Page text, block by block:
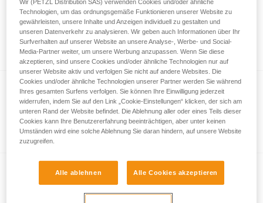
TIPTOP STEEL
Robuster Umlenkkarabiner für den Indoor-
Einsatz (10er-Pack)
GO 8 mm
Schließring mit weiter Öffnung für
Kletterhallen
GO 7 mm
Wir (PETZL Distribution SAS) verwenden Cookies und/oder ähnliche
Technologien, um das ordnungsgemäße Funktionieren unserer Website zu
gewährleisten, unsere Inhalte und Anzeigen individuell zu gestalten und
unseren Datenverkehr zu analysieren. Wir geben auch Informationen über Ihr
Surfverhalten auf unserer Website an unsere Analyse-, Werbe- und Social-
Media-Partner weiter, um unsere Werbung anzupassen. Wenn Sie diese
akzeptieren, sind unsere Cookies und/oder ähnliche Technologien nur auf
unserer Website aktiv und verfolgen Sie nicht auf andere Websites. Die
Cookies und/oder ähnliche Technologien unserer Partner werden Sie während
Ihres gesamten Surfens verfolgen. Sie können Ihre Einwilligung jederzeit
widerrufen, indem Sie auf den Link „Cookie-Einstellungen“ klicken, der sich am
unteren Rand der Website befindet. Die Ablehnung aller oder eines Teils dieser
Cookies kann Ihre Benutzererfahrung beeinträchtigen, aber unter keinen
Umständen wird eine solche Ablehnung Sie daran hindern, auf unsere Website
zuzugreifen.
Alle ablehnen Alle Cookies akzeptieren